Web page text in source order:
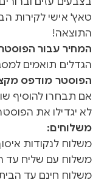
טאץ' אישי לקירות
התוצאה!
המחיר עבור
הגדלים תואמים
הפוסטר מודפס
אם תבחרו להוסיף
לא יגדילו את
משלוחים:
משלוח לנקודות
משלוח עם שליח עד הבית
משלוח חינם עד הבית